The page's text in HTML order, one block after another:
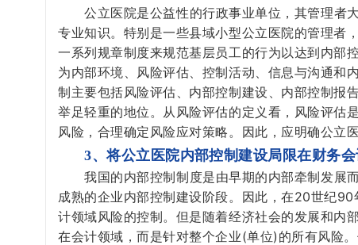
公立医院是公益性的行政事业单位，其管理者
专业知识。特别是一些县域小型公立医院的管理者
一系列规章制度来规范基层员工的行为以达到内部
为内部环境、风险评估、控制活动、信息与沟通和
制主要包括风险评估、内部控制建设、内部控制报
举足轻重的地位。从风险评估的定义看，风险评估
风险，合理确定风险应对策略。因此，应明确公立
3、将公立医院内部控制建设局限在财务
我国的内部控制制度是由早期的内部牵制发展
成熟的企业内部控制建设阶段。因此，在20世纪
计领域风险的控制。但是随着经济社会的发展和内
在会计领域，而是针对整个企业(单位)的所有风险